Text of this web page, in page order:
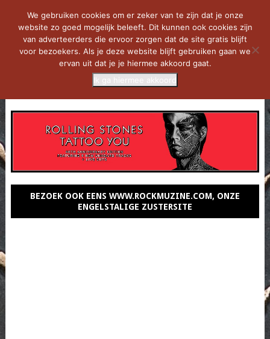
BEZOEK OOK EENS WWW.ROCKMUZINE.COM, ONZE
ENGELSTALIGE ZUSTERSITE
We gebruiken cookies om er zeker van te zijn dat je onze
website zo goed mogelijk beleeft. Dit kunnen ook cookies zijn
van adverteerders die ervoor zorgen dat de site gratis blijft
voor bezoekers. Als je deze website blijft gebruiken gaan we
ervan uit dat je je hiermee akkoord gaat.
Ik ga hiermee akkoord